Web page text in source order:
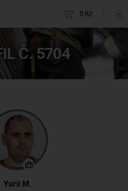
0 Kč
Č. 5704
Yurii M.